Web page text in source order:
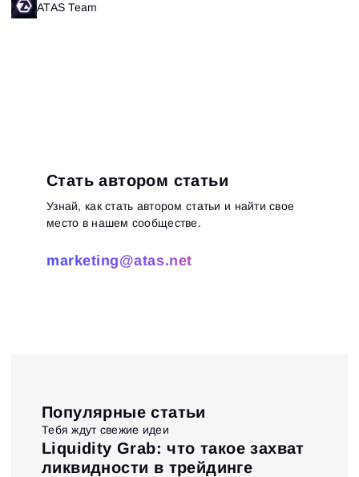
ATAS Team
Стать автором статьи
Узнай, как стать автором статьи и найти свое
место в нашем сообществе.
marketing@atas.net
Популярные статьи
Тебя ждут свежие идеи
Liquidity Grab: что такое захват
ликвидности в трейдинге
Пароль
Email
ATAS